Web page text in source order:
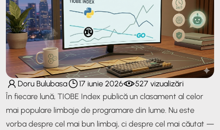
Doru Bulubasa 17 iunie 2026
527 vizualizări
În fiecare lună, TIOBE Index publică un clasament al celor
mai populare limbaje de programare din lume. Nu este
vorba despre cel mai bun limbaj, ci despre cel mai căutat —